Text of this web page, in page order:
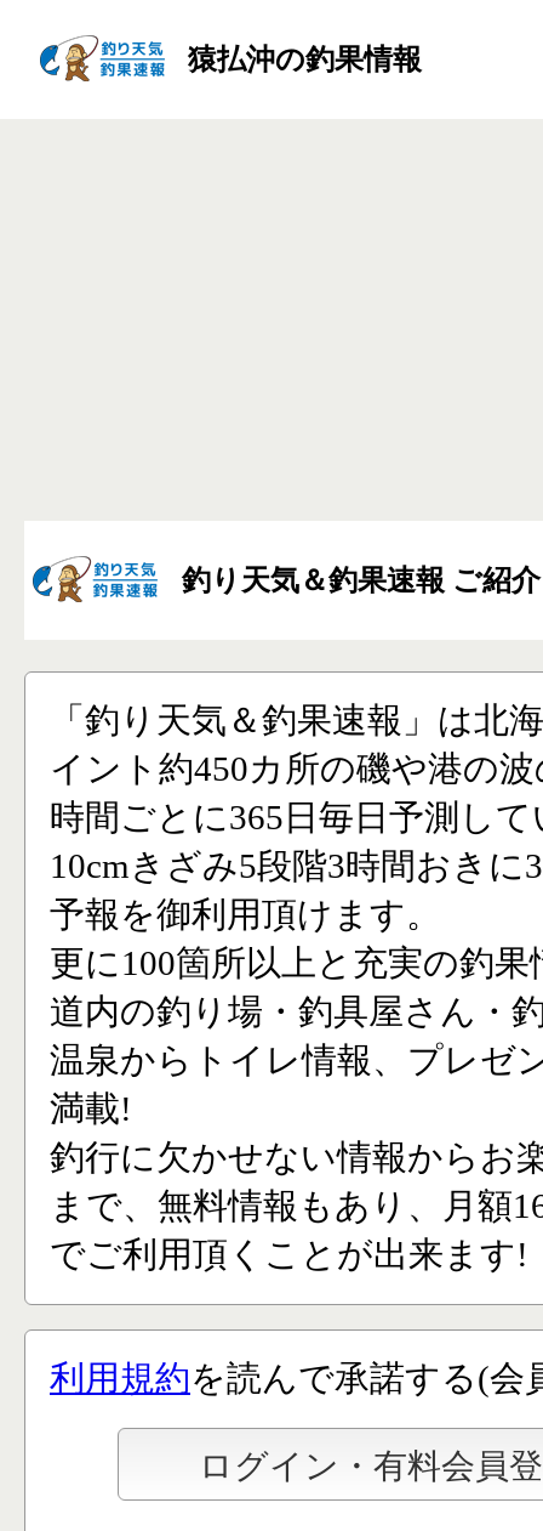
猿払沖の釣果情報
釣り天気＆釣果速報 ご紹介
「釣り天気＆釣果速報」は北
イント約450カ所の磯や港の
時間ごとに365日毎日予測し
10cmきざみ5段階3時間おきに
予報を御利用頂けます。
更に100箇所以上と充実の釣果
道内の釣り場・釣具屋さん・
温泉からトイレ情報、プレゼ
満載!
釣行に欠かせない情報からお
まで、無料情報もあり、月額
でご利用頂くことが出来ます!
利用規約を読んで承諾する(会